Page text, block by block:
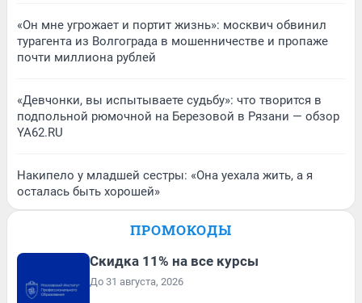
«Он мне угрожает и портит жизнь»: москвич обвинил
турагента из Волгограда в мошенничестве и пропаже
почти миллиона рублей
«Девчонки, вы испытываете судьбу»: что творится в
подпольной рюмочной на Березовой в Рязани — обзор
YA62.RU
Накипело у младшей сестры: «Она уехала жить, а я
осталась быть хорошей»
ПРОМОКОДЫ
Скидка 11% на все курсы
До 31 августа, 2026